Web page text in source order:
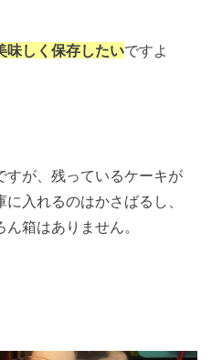
味しく保存したいですよ
すが、残っているケーキが
入れるのはかさばるし、
箱はありません。